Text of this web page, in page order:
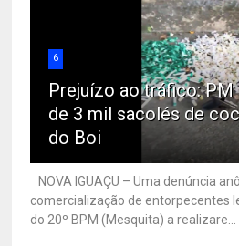
6
Prejuízo ao tráfico: PM
de 3 mil sacolés de
do Boi
NOVA IGUAÇU – Uma denúncia
comercialização de entorpecentes
do 20º BPM (Mesquita) a realizare...